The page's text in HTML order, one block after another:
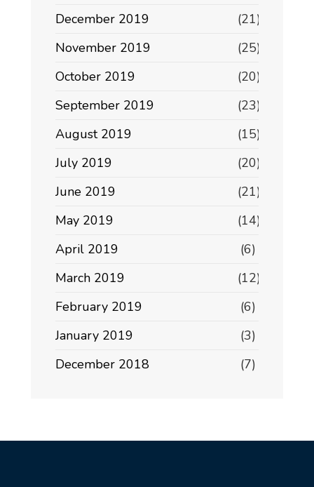
December 2019
(21)
November 2019
(25)
October 2019
(20)
September 2019
(23)
August 2019
(15)
July 2019
(20)
June 2019
(21)
May 2019
(14)
April 2019
(6)
March 2019
(12)
February 2019
(6)
January 2019
(3)
December 2018
(7)